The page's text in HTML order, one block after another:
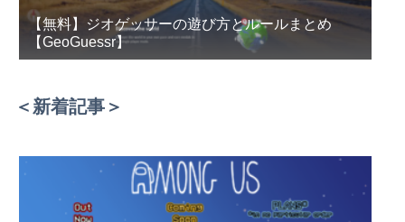
【無料】ジオゲッサーの遊び方とルールまとめ
【GeoGuessr】
＜新着記事＞